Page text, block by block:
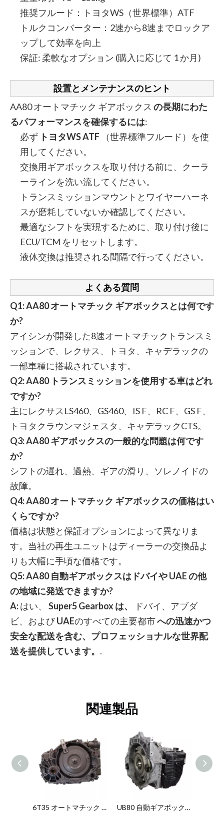
推奨フルード：トヨタWS（世界標準）ATF
トルクコンバーター：2速から8速までロックア
ップして効率を向上
保証: 柔軟なオプション (購入に応じて 1 か月)
設置とメンテナンスのヒント
AA80 オートマチック ギアボックス の長期にわた
るパフォーマンスを確保するには:
必ず トヨタWS ATF
（世界標準フルード）を使
用してください。
交換用ギアボックスを取り付ける前に、クーラ
ーラインを洗い流してください。
トランスミッションマウントとワイヤーハーネ
スが磨耗していないか確認してください。
最適なシフトを実現するために、取り付け後に
ECU/TCM をリセットします。
液体交換は推奨される間隔で行ってください。
よくある質問
Q1: AA80 オートマチック ギアボックスとは何です
か?
アイシンが開発した8速オートマチックトランスミ
ッションで、レクサス、トヨタ、キャデラックの
一部車種に搭載されています。
Q2: AA80 トランスミッションを使用する車はどれ
ですか?
主にレクサスLS460、GS460、IS F、RC F、GS F、
トヨタクラウンマジェスタ、キャデラックCTS。
Q3: AA80 ギアボックスの一般的な問題は何です
か?
シフトの遅れ、過熱、ギアの滑り、ソレノイドの
故障。
Q4: AA80 オートマチック ギアボックスの価格はい
くらですか?
価格は状態と保証オプションによって異なりま
す。当社の再生ユニットはディーラーの交換品よ
りも大幅に手頃な価格です。
Q5:AA80 自動ギアボックスはドバイや UAE の他
の地域に発送できますか?
A:はい、 Super5 Gearbox は、
ドバイ、アブダ
ビ、およびUAEのすべての主要都市への迅速かつ
安全な配送を含む、プロフェッショナルな世界配
送を提供しています。 .
関連製品
6T35 オートマチック ギアボックス – シボレー ソニックおよびシボレー トラックスの GM オートマチック ギアボックス交換品 UB80 自動ギアボックス - アイシン自動ギアボックス交換品 (ヒュンダイ サンタフェ & キア ソレント用)